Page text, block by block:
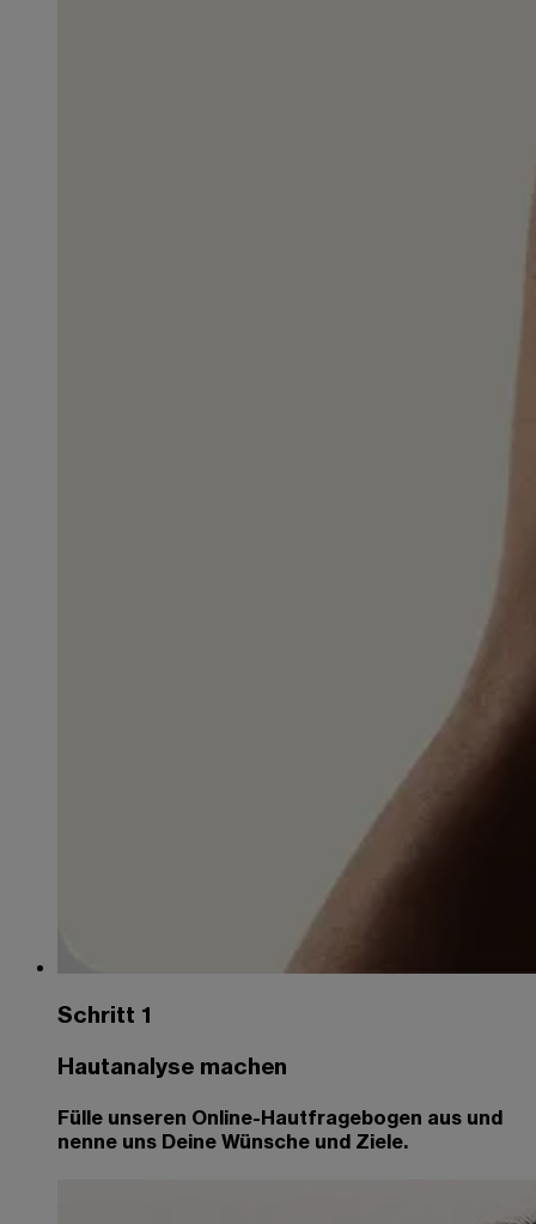
Schritt 1
Hautanalyse machen
Fülle unseren Online-Hautfragebogen aus und
nenne uns Deine Wünsche und Ziele.